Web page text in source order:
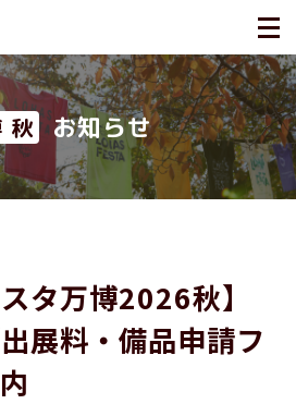
秋 お知らせ
タ万博2026秋】
展料・備品申請フ